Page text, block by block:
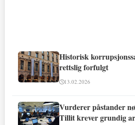
Historisk
rettslig forfulgt
13.02.2026
Vurderer påstander
Tillit krever grundig